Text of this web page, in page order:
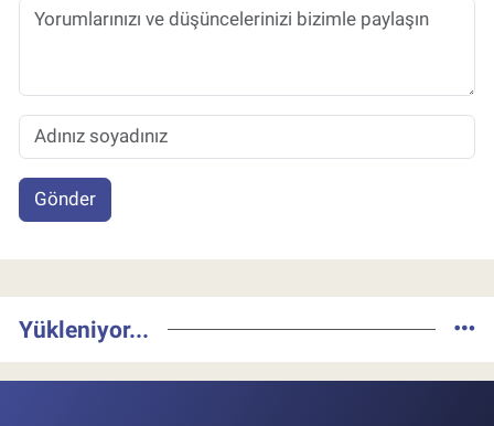
Gönder
Yükleniyor...